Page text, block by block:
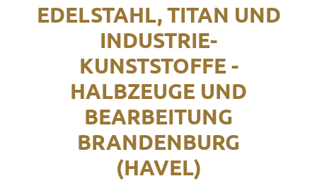
EDELSTAHL, TITAN UND
INDUSTRIE-
KUNSTSTOFFE -
HALBZEUGE UND
BEARBEITUNG
BRANDENBURG
(HAVEL)